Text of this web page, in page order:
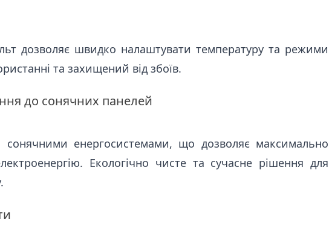
дозволяє швидко налаштувати температуру та режими
та захищений від збоїв.
до сонячних панелей
сонячними енергосистемами, що дозволяє максимально
Екологічно чисте та сучасне рішення для